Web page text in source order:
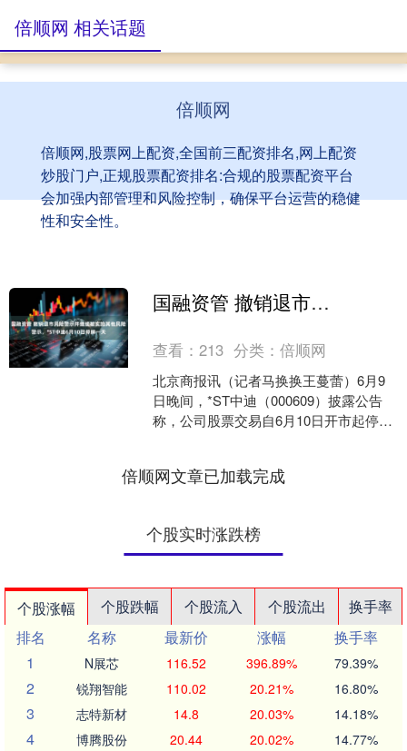
倍顺网
倍顺网,股票网上配资,全国前三配资排名,网上配资
炒股门户,正规股票配资排名:合规的股票配资平台
会加强内部管理和风险控制，确保平台运营的稳健
性和安全性。
倍顺网 相关话题
国融资管 撤销退市风险警示并继续被实施其他风险警示，*ST中迪6月10日停牌一天
查看：213 分类：倍顺网
北京商报讯（记者马换换王蔓蕾）6月9
日晚间，*ST中迪（000609）披露公告
称，公司股票交易自6月10日开市起停牌
倍顺网文章已加载完成
个股实时涨跌榜
个股涨幅 个股跌幅 个股流入 个股流出
换手率
排名
名称 最新价 涨幅
换手率
1
N展芯 116.52 396.89% 79.39%
2 锐翔智能 110.02 20.21% 16.80%
3 志特新材 14.8 20.03% 14.18%
4 博腾股份 20.44 20.02% 14.77%